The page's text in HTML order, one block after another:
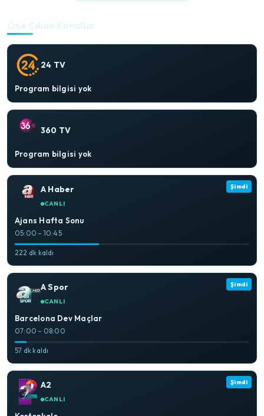
Öne Çıkan Kanallar
24 TV
Program bilgisi yok
360 TV
Program bilgisi yok
Şimdi
A Haber
CANLI
Ajans Hafta Sonu
05:00 – 10:45
222 dk kaldı
Şimdi
A Spor
CANLI
Barcelona Dev Maçlar
07:00 – 08:00
57 dk kaldı
Şimdi
A2
CANLI